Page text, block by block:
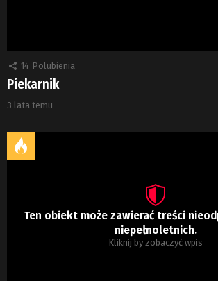
14 Polubienia
Piekarnik
3 lata temu
Ten obiekt może zawierać treści
niepełnoletnich.
Kliknij by zobaczyć wpis